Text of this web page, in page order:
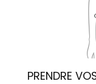
PRENDRE